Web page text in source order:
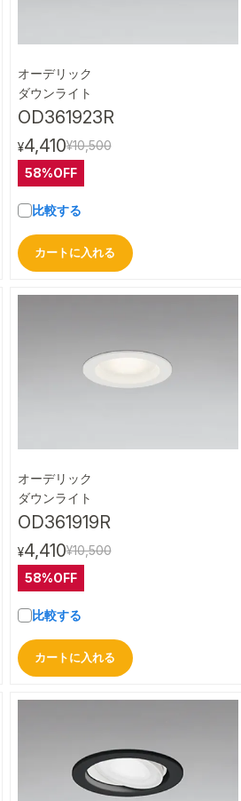
オーデリック
ダウンライト
OD361923R
¥4,410¥10,500
58%OFF
比較する
カートに入れる
オーデリック
ダウンライト
OD361919R
¥4,410¥10,500
58%OFF
比較する
カートに入れる